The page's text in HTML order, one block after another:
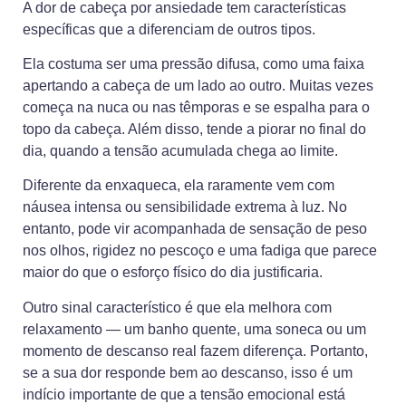
A dor de cabeça por ansiedade tem características
específicas que a diferenciam de outros tipos.
Ela costuma ser uma pressão difusa, como uma faixa
apertando a cabeça de um lado ao outro. Muitas vezes
começa na nuca ou nas têmporas e se espalha para o
topo da cabeça. Além disso, tende a piorar no final do
dia, quando a tensão acumulada chega ao limite.
Diferente da enxaqueca, ela raramente vem com
náusea intensa ou sensibilidade extrema à luz. No
entanto, pode vir acompanhada de sensação de peso
nos olhos, rigidez no pescoço e uma fadiga que parece
maior do que o esforço físico do dia justificaria.
Outro sinal característico é que ela melhora com
relaxamento — um banho quente, uma soneca ou um
momento de descanso real fazem diferença. Portanto,
se a sua dor responde bem ao descanso, isso é um
indício importante de que a tensão emocional está